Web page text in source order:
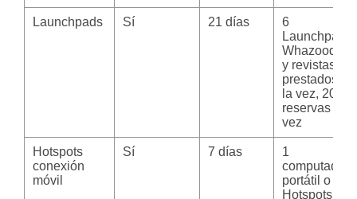
Launchpads Sí 21 días
6
Launchpads,
Whazoodles
y revistas
prestados a
la vez, 200
reservas a la
vez
Hotspots
conexión
móvil
Sí 7 días
1
computadora
portátil o 1
Hotspots a la